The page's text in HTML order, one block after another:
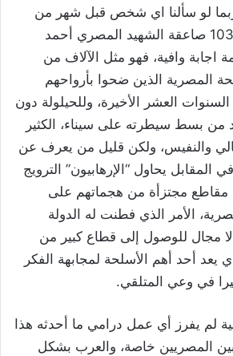
ربما لو سألنا اي شخص قبل شهر من
الآن عن قائد الكتيبة 103 صاعقة الشهيد المصري أحمد
اجابة وافية، فهو مثل الآلاف من
المصرية الذين ضحوا بأرواحهم
العشر الأخيرة، وللحيلولة دون
من بسط سيطرته على سيناء، الكثير
والنفيس، ولكن قليل من يعرف عن
المقابل يحاول “الإرهابيون” الترويج
مقاطع مجتزأة من هجماتهم على
الأمر الذي فطنت له الدولة
لا مجال للوصول إلى قطاع كبير من
يعد أحد أهم الأسلحة لمجابهة الفكر
في وعي المتلقي.
لم يفرز أي عمل درامي ما أحدثه هذا
المصريين خاصة، والعرب بشكل